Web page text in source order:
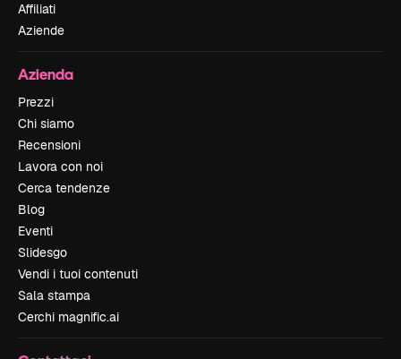
Affiliati
Aziende
Azienda
Prezzi
Chi siamo
Recensioni
Lavora con noi
Cerca tendenze
Blog
Eventi
Slidesgo
Vendi i tuoi contenuti
Sala stampa
Cerchi magnific.ai